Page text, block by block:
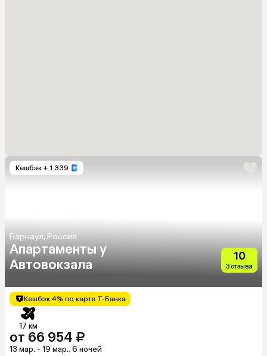
Кешбэк + 1 339
Барнаул, Россия
Апартаменты у
Автовокзала
10
3 отзыва
Кешбэк 4% по карте Т-Банка
17 км
от 66 954 ₽
13 мар. - 19 мар., 6 ночей